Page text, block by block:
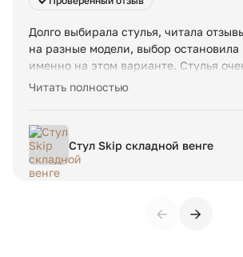
Долго выбирала стулья, читала
на разные модели, выбор остановила
именно на этом варианте. Стулья
красивые, удобные, сидеть
довольна и рекомендую от души)
спасибо Вам!
Читать полностью
Стул Skip складной венге
← →